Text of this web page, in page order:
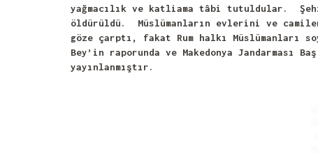
yağmacılık ve katliama tâbi tutuldular.
öldürüldü. Müslümanların evlerini ve
göze çarptı, fakat Rum halkı Müslümanları
Bey’in raporunda ve Makedonya Jandarması
yayınlanmıştır.